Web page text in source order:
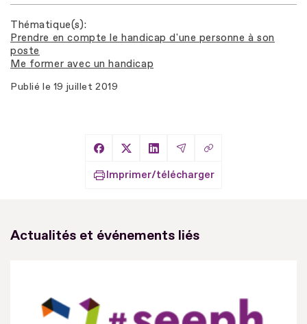
Thématique(s)
Prendre en compte le handicap d'une personne à son
poste
Me former avec un handicap
Publié le 19 juillet 2019
Partager sur Facebook
Partager sur X
Partager sur LinkedIn
Partager par Email
Copier le lien
Imprimer/télécharger
Actualités et événements liés